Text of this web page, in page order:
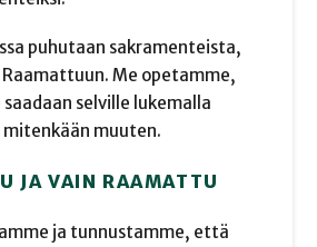
puhutaan sakramenteista,
Me opetamme,
selville lukemalla
muuten.
JA VAIN RAAMATTU
ja tunnustamme, että